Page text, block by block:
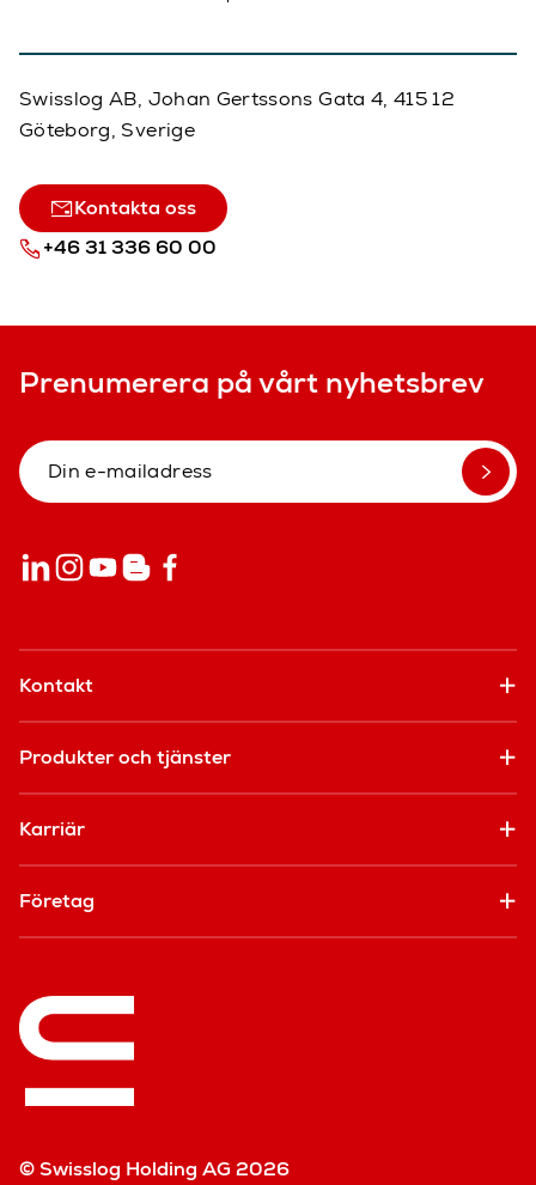
Swisslog AB, Johan Gertssons Gata 4, 415 12
Göteborg, Sverige
Kontakta oss
+46 31 336 60 00
Prenumerera på vårt nyhetsbrev
Kontakt
Produkter och tjänster
Karriär
Företag
© Swisslog Holding AG 2026